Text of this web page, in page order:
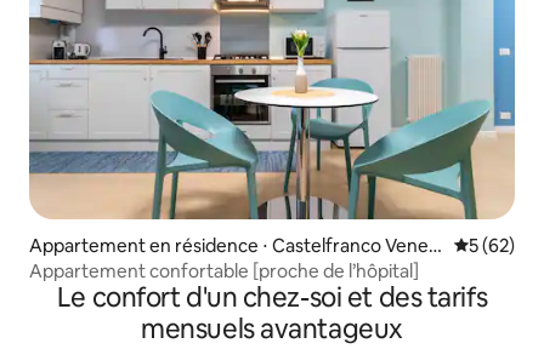
Appartement en résidence ⋅ Castelfranco Venet
o
5 (62)
Appartement confortable [proche de l’hôpital]
Le confort d'un chez-soi et des tarifs
mensuels avantageux